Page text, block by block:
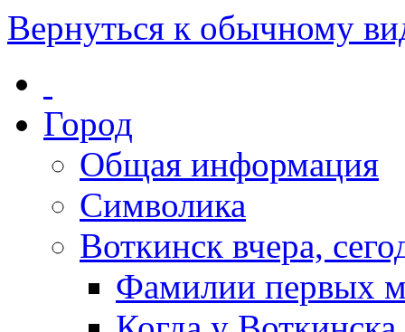
Вернуться к обычному
Город
Общая информация
Символика
Воткинск вчера,
Фамилии первых